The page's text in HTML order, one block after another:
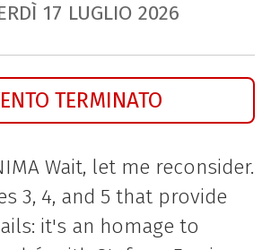
17 LUGLIO 2026
TERMINATO
Wait, let me reconsider.
3, 4, and 5 that provide
it's an homage to